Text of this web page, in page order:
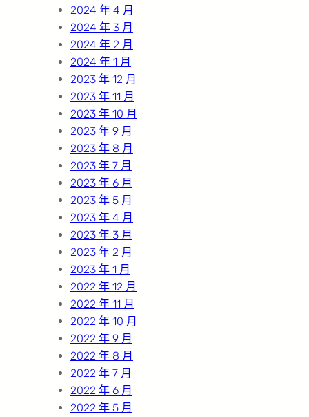
2024 年 4 月
2024 年 3 月
2024 年 2 月
2024 年 1 月
2023 年 12 月
2023 年 11 月
2023 年 10 月
2023 年 9 月
2023 年 8 月
2023 年 7 月
2023 年 6 月
2023 年 5 月
2023 年 4 月
2023 年 3 月
2023 年 2 月
2023 年 1 月
2022 年 12 月
2022 年 11 月
2022 年 10 月
2022 年 9 月
2022 年 8 月
2022 年 7 月
2022 年 6 月
2022 年 5 月